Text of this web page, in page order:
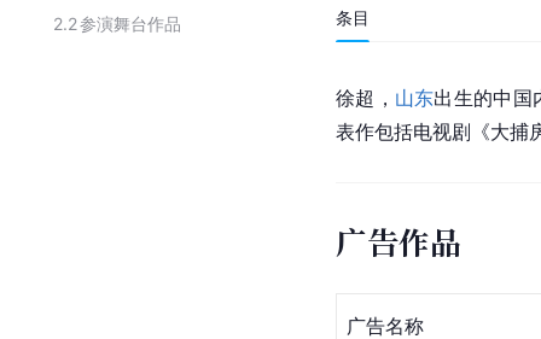
2.2参演舞台作品 条目
徐超， 山东出生的中国
表作包括电视剧《大捕
广告作品
广告名称